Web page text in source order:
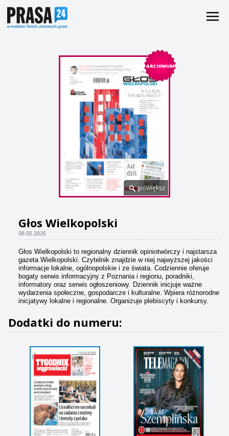
ARCHIWUM
powiększ
Głos Wielkopolski
08.05.2026
Głos Wielkopolski to regionalny dziennik opiniotwórczy i najstarsza
gazeta Wielkopolski. Czytelnik znajdzie w niej najwyższej jakości
informacje lokalne, ogólnopolskie i ze świata. Codziennie oferuje
bogaty serwis informacyjny z Poznania i regionu, poradniki,
informatory oraz serwis ogłoszeniowy. Dziennik inicjuje ważne
wydarzenia społeczne, gospodarcze i kulturalne. Wpiera różnorodne
inicjatywy lokalne i regionalne. Organizuje plebiscyty i konkursy.
Dodatki do numeru: